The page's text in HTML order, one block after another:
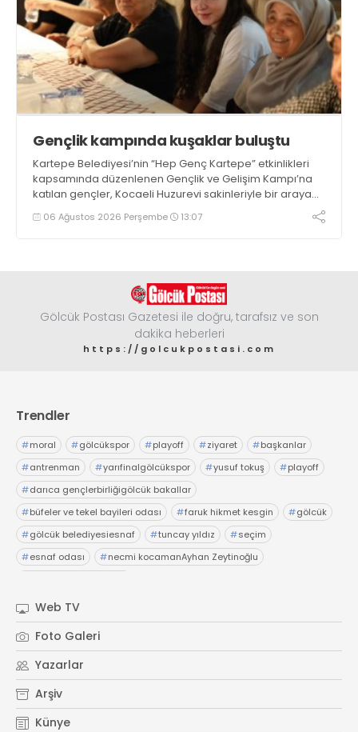
Gençlik kampında kuşaklar buluştu
Kartepe Belediyesi’nin “Hep Genç Kartepe” etkinlikleri
kapsamında düzenlenen Gençlik ve Gelişim Kampı’na
katılan gençler, Kocaeli Huzurevi sakinleriyle bir araya
geldi06 Ağustos 2026 Perşembe 13:07
Gölcük Postası Gazetesi ile doğru, tarafsız ve son
dakika heberleri
https://golcukpostasi.com
Trendler
#moral #gölcükspor #playoff #ziyaret #başkanlar
#antrenman #yarıfinalgölcükspor #yusuf tokuş #playoff
#darıca gençlerbirliğigölcük bakallar
#büfeler ve tekel bayileri odası #faruk hikmet kesgin #gölcük
#gölcük belediyesiesnaf #tuncay yıldız #seçim
#esnaf odası #necmi kocamanAyhan Zeytinoğlu
Web TV
Foto Galeri
Yazarlar
Arşiv
Künye